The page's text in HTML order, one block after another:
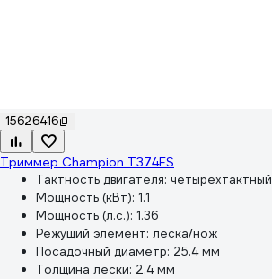
15626416
Триммер Champion Т374FS
Тактность двигателя: четырехтактный
Мощность (кВт): 1.1
Мощность (л.с.): 1.36
Режущий элемент: леска/нож
Посадочный диаметр: 25.4 мм
Толщина лески: 2.4 мм